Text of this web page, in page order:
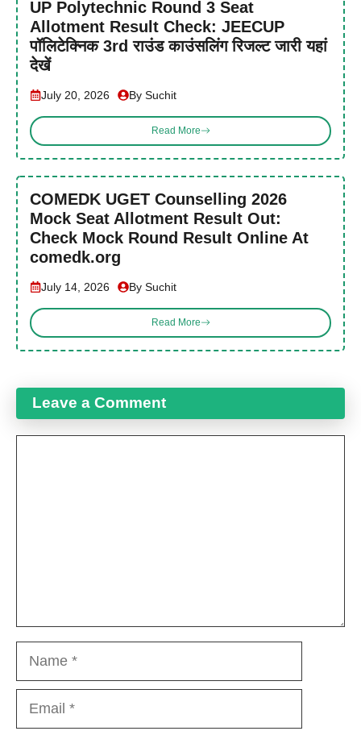
UP Polytechnic Round 3 Seat
Allotment Result Check: JEECUP
पॉलिटेक्निक 3rd राउंड काउंसलिंग रिजल्ट जारी यहां
देखें
July 20, 2026 By Suchit
Read More
COMEDK UGET Counselling 2026
Mock Seat Allotment Result Out:
Check Mock Round Result Online At
comedk.org
July 14, 2026 By Suchit
Read More
Leave a Comment